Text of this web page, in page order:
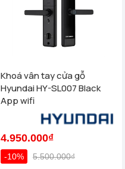
Khoá vân tay cửa gỗ
Hyundai HY-SL007 Black
App wifi
4.950.000₫
-10% 5.500.000₫